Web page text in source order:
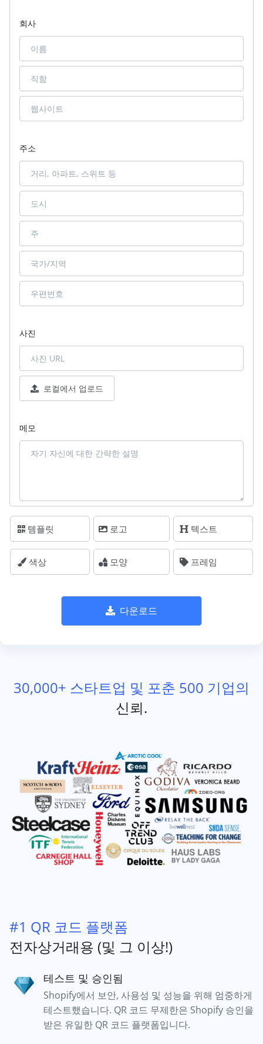
회사
주소
사진
로컬에서 업로드
메모
템플릿 로고 텍스트
색상 모양 프레임
다운로드
30,000+ 스타트업 및 포춘 500 기업의
신뢰.
#1 QR 코드 플랫폼
전자상거래용 (및 그 이상!)
테스트 및 승인됨
Shopify에서 보안, 사용성 및 성능을 위해 엄중하게
테스트했습니다. QR 코드 무제한은 Shopify 승인을
받은 유일한 QR 코드 플랫폼입니다.